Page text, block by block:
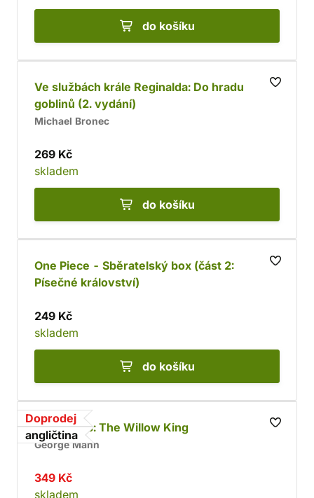
do košíku
Ve službách krále Reginalda: Do hradu
goblinů (2. vydání)
Michael Bronec
269 Kč
skladem
do košíku
One Piece - Sběratelský box (část 2:
Písečné království)
249 Kč
skladem
do košíku
Doprodej
angličtina
Dark Souls: The Willow King
George Mann
349 Kč
skladem